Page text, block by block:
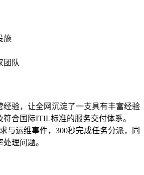
经验，让全网沉淀了一支具有丰富经验
合国际ITIL标准的服务交付体系。
与运维事件，300秒完成任务分派，同
理问题。